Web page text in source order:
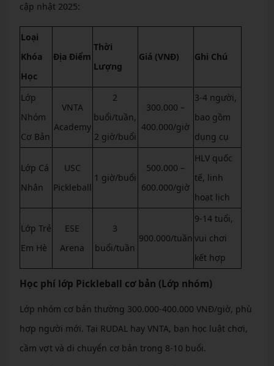
cập nhật 2025:
Loại
Khóa
Học
Địa Điểm
Thời
Lượng
Giá (VNĐ) Ghi Chú
Lớp
Nhóm
Cơ Bản
VNTA
Academy
2
buổi/tuần,
2 giờ/buổi
300.000 –
400.000/giờ
3-4 người,
bao gồm
dụng cụ
Lớp Cá
Nhân
USC
Pickleball
1 giờ/buổi
500.000 –
600.000/giờ
HLV quốc
tế, linh
hoạt lịch
Lớp Trẻ
Em Hè
ESE
Arena
3
buổi/tuần
900.000/tuần
9-14 tuổi,
vui chơi
kết hợp
Học phí lớp Pickleball cơ bản (Lớp nhóm)
Lớp nhóm cơ bản thường 300.000-400.000 VNĐ/giờ, phù
hợp người mới. Tại RUDAL hay VNTA, bạn học luật chơi,
cầm vợt và di chuyển cơ bản trong 8-10 buổi.